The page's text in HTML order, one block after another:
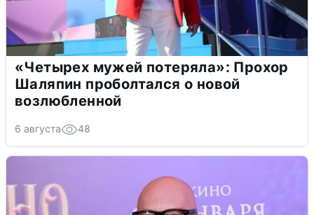
«Четырех мужей потеряла»: Прохор
Шаляпин проболтался о новой
возлюбленной
6 августа 48